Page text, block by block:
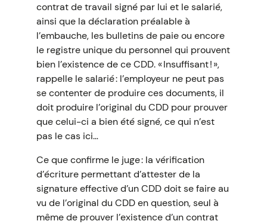
contrat de travail signé par lui et le salarié,
ainsi que la déclaration préalable à
l’embauche, les bulletins de paie ou encore
le registre unique du personnel qui prouvent
bien l’existence de ce CDD. « Insuffisant ! »,
rappelle le salarié : l’employeur ne peut pas
se contenter de produire ces documents, il
doit produire l’original du CDD pour prouver
que celui-ci a bien été signé, ce qui n’est
pas le cas ici…
Ce que confirme le juge : la vérification
d’écriture permettant d’attester de la
signature effective d’un CDD doit se faire au
vu de l’original du CDD en question, seul à
même de prouver l’existence d’un contrat